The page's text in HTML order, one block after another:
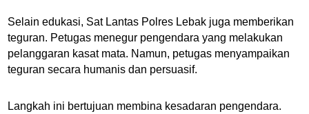
Selain edukasi, Sat Lantas Polres Lebak juga memberikan
teguran. Petugas menegur pengendara yang melakukan
pelanggaran kasat mata. Namun, petugas menyampaikan
teguran secara humanis dan persuasif.
Langkah ini bertujuan membina kesadaran pengendara.